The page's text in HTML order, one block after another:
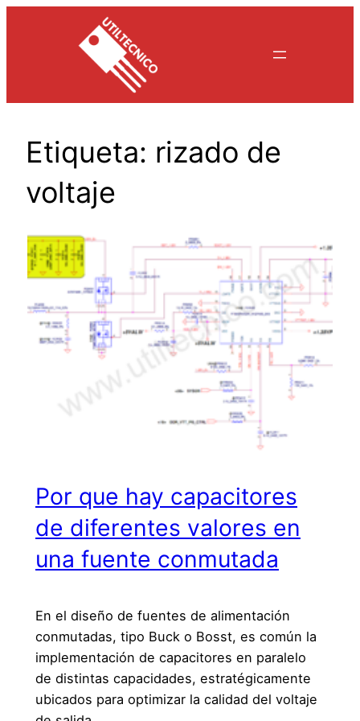
Etiqueta: rizado de
voltaje
Por que hay capacitores
de diferentes valores en
una fuente conmutada
En el diseño de fuentes de alimentación
conmutadas, tipo Buck o Bosst, es común la
implementación de capacitores en paralelo
de distintas capacidades, estratégicamente
ubicados para optimizar la calidad del voltaje